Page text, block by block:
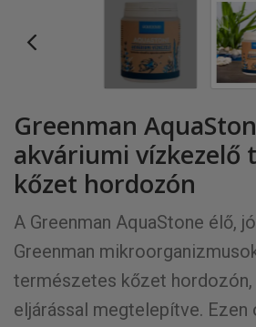
Greenman
akváriumi vízkezelő
kőzet hordozón
A Greenman AquaStone élő,
Greenman
természetes kőzet hordozón,
eljárással megtelepítve. Ezen